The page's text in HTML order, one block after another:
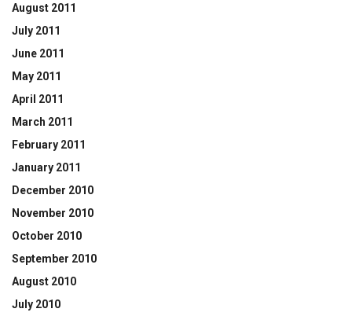
August 2011
July 2011
June 2011
May 2011
April 2011
March 2011
February 2011
January 2011
December 2010
November 2010
October 2010
September 2010
August 2010
July 2010